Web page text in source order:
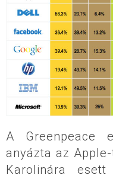
A Greenpeace
anyázta az
Karolinára